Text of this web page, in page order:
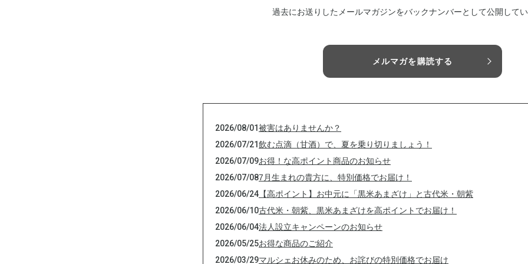
過去にお送りしたメールマガジンをバックナンバーとして公開して
メルマガを購読する
2026/08/01被害はありませんか？
2026/07/21飲む点滴（甘酒）で、夏を乗り切りましょう！
2026/07/09お得！な高ポイント商品のお知らせ
2026/07/087月生まれの貴方に、特別価格でお届け！
2026/06/24 【高ポイント】お中元に「黒米あまざけ」と古代米・朝紫
2026/06/10古代米・朝紫、黒米あまざけを高ポイントでお届け！
2026/06/04法人設立キャンペーンのお知らせ
2026/05/25お得な商品のご紹介
2026/03/29マルシェお休みのため、お詫びの特別価格でお届け